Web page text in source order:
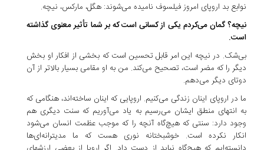
نوابع بد اروپای امروز فیلسوف نامیده می‌شوند: هگل، مارکس، نیچه.
نیچه؟ گمان می‌کردم یکی از کسانی است که بر شما تأثیر معنوی گذاشته
است.
بی‌شک. در نیچه این امر قابل تحسین است که بخشی از افکار او بخش
دیگر را که مضر است، تصحیح می‌کند. من به او مقامی بسیار بالاتر از آن
دوتای دیگر می‌دهم.
ما در اروپای اینان زندگی می‌کنیم. اروپایی که اینان ساخته‌اند، هنگامی که
به انتهای منطق ایشان می‌رسیم به یاد می‌آوریم که سنت دیگری هم
وجود دارد: سنتی که هیچ‌گاه آنچه را که موجب عظمت انسان می‌شود
انکار نکرده است. خوشبختانه نوری هست که ما مدیترانه‌ای‌ها